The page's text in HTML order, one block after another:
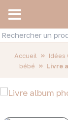
Accueil » Idées
bébé » Livre